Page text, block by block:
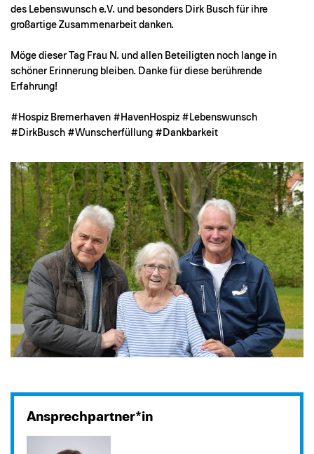
des Lebenswunsch e.V. und besonders Dirk Busch für ihre
großartige Zusammenarbeit danken.
Möge dieser Tag Frau N. und allen Beteiligten noch lange in
schöner Erinnerung bleiben. Danke für diese berührende
Erfahrung!
#Hospiz Bremerhaven #HavenHospiz #Lebenswunsch
#DirkBusch #Wunscherfüllung #Dankbarkeit
Ansprechpartner*in